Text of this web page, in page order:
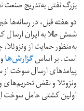
بزرگ نفتی به‌تدریج صنعت
دو هفته قبل، در رسانه‌ها
شمش طلا به ایران ارسال
به‌منظور حمایت از
است. بر اساسگزارش‌ها
پیامدهای ارسال سوخت از
اولین کشتی حامل سوخت